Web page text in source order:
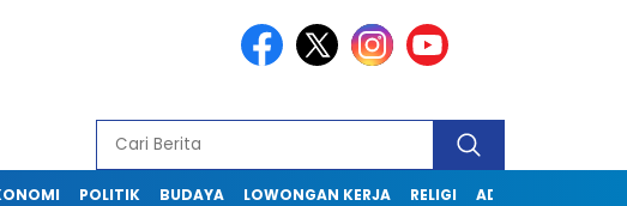
POLITIK BUDAYA LOWONGAN KERJA RELIGI ADVERTORIAL